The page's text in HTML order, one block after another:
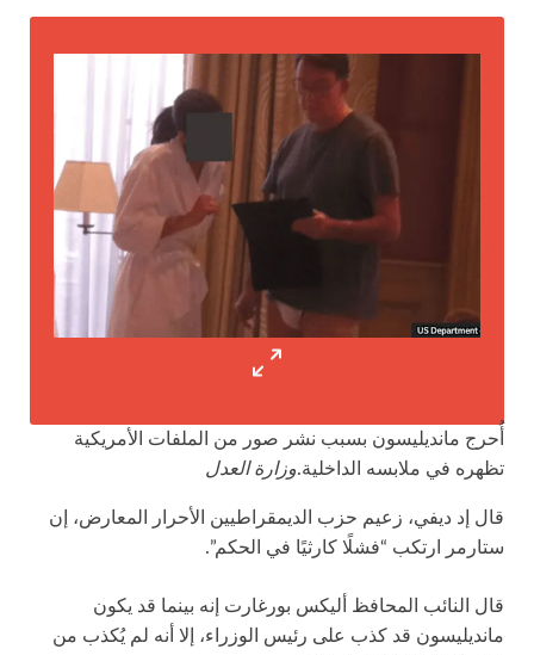
أُحرج مانديليسون بسبب نشر صور من الملفات الأمريكية
تظهره في ملابسه الداخلية.وزارة العدل
قال إد ديفي، زعيم حزب الديمقراطيين الأحرار المعارض، إن
ستارمر ارتكب “فشلًا كارثيًا في الحكم”.
قال النائب المحافظ أليكس بورغارت إنه بينما قد يكون
مانديليسون قد كذب على رئيس الوزراء، إلا أنه لم يُكذب من